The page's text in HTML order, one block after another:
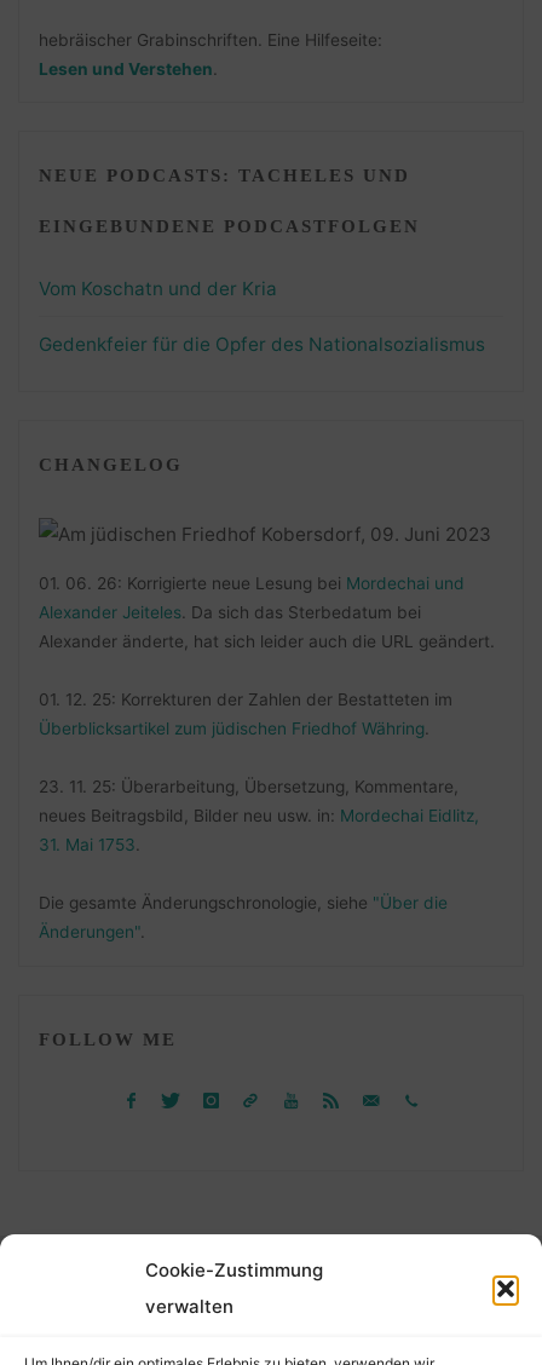
Cookie-Zustimmung
verwalten
hebräischer Grabinschriften. Eine Hilfeseite:
Lesen und Verstehen
NEUE PODCASTS: TACHELES UND
EINGEBUNDENE PODCASTFOLGEN
Vom Koschatn und der Kria
Gedenkfeier für die Opfer des Nationalsozialismus
CHANGELOG
01. 06. 26: Korrigierte neue Lesung bei Mordechai und
Alexander Jeiteles. Da sich das Sterbedatum bei
Alexander änderte, hat sich leider auch die URL geändert.
01. 12. 25: Korrekturen der Zahlen der Bestatteten im
Überblicksartikel zum jüdischen Friedhof Währing.
23. 11. 25: Überarbeitung, Übersetzung, Kommentare,
neues Beitragsbild, Bilder neu usw. in: Mordechai Eidlitz,
31. Mai 1753.
Die gesamte Änderungschronologie, siehe "Über die
Änderungen".
FOLLOW ME